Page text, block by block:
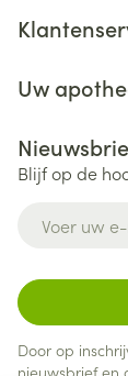
Uw
Blijf op de
Door op
nieuwsbrief en